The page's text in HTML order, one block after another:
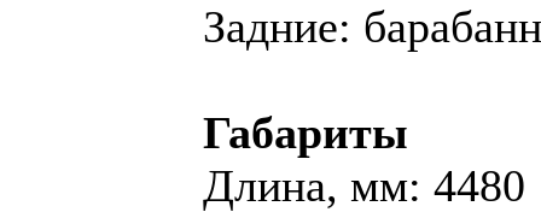
Задние:
Габариты
Длина, мм: 4480